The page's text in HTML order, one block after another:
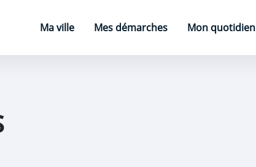
Ma ville
Mes démarches Mon quotidien